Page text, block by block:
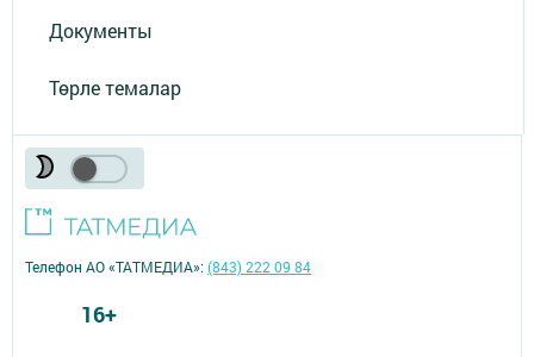
Документы
Төрле темалар
Телефон АО «ТАТМЕДИА»:(843) 222 09 84
16+